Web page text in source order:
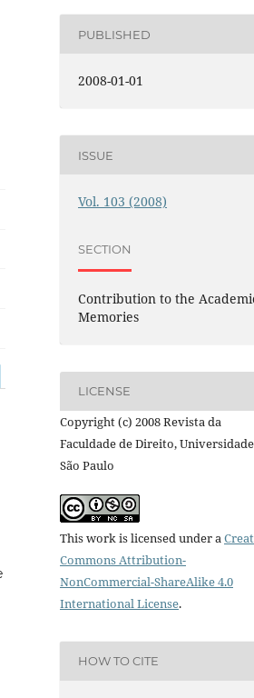
PUBLISHED
2008-01-01
ISSUE
Vol. 103 (2008)
SECTION
Contribution to the
Memories
LICENSE
Copyright (c) 2008 Revista da
Faculdade de Direito,
São Paulo
This work is licensed under a
Commons Attribution-
NonCommercial-ShareAlike 4.0
International License.
HOW TO CITE